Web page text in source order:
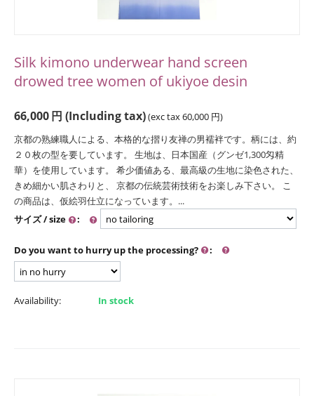
Silk kimono underwear hand screen
drowed tree women of ukiyoe desin
66,000円 (Including tax)(exc tax60,000 円)
京都の熟練職人による、本格的な摺り友禅の男襦袢です。柄には、約
２０枚の型を要しています。 生地は、日本国産（グンゼ1,300匁精
華）を使用しています。 希少価値ある、最高級の生地に染色された、
きめ細かい肌さわりと、 京都の伝統芸術技術をお楽しみ下さい。 こ
の商品は、仮絵羽仕立になっています。...
サイズ / size
:
Do you want to hurry up the processing? :
Availability: In stock